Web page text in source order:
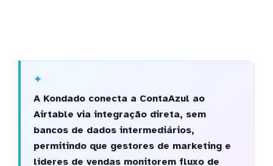
A Kondado conecta a ContaAzul ao
Airtable via integração direta, sem
bancos de dados intermediários,
permitindo que gestores de marketing e
líderes de vendas monitorem fluxo de